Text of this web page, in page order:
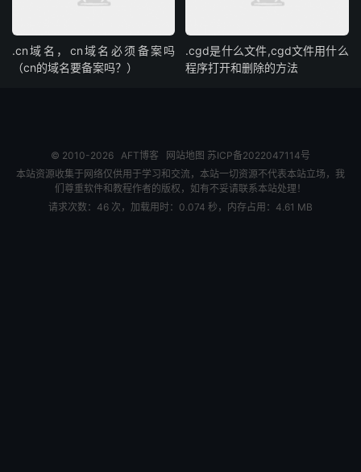
.cn域名，cn域名必须备案吗
（cn的域名要备案吗？）
.cgd是什么文件,cgd文件用什么
程序打开和删除的方法
© 2010-2026 AFT博客 网站地图 苏ICP备2022047114号
本站资源收集于网络仅供用于学习和交流，本站一切资源不代表本站立场，我
们尊重软件和教程作者的版权，如有不妥请联系本站处理！
请求次数：46 次，加载用时：0.074 秒，内存占用：4.61 MB